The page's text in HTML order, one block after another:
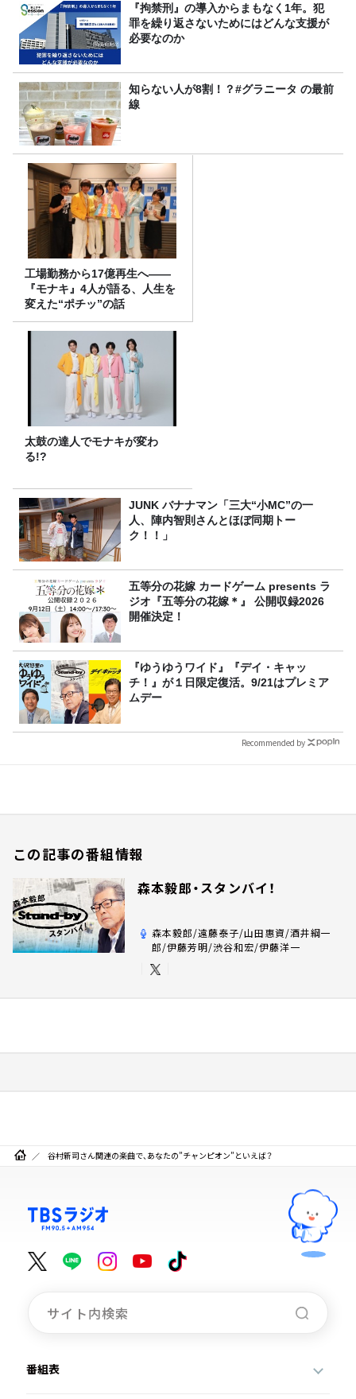
『拘禁刑』の導入からまもなく1年。犯
罪を繰り返さないためにはどんな支援が
必要なのか
知らない人が8割！？#グラニータ の最前
線
工場勤務から17億再生へ——
『モナキ』4人が語る、人生を
変えた“ポチッ”の話
太鼓の達人でモナキが変わ
る!?
JUNK バナナマン「三大“小MC”の一
人、陣内智則さんとほぼ同期トー
ク！！」
五等分の花嫁 カードゲーム presents ラ
ジオ『五等分の花嫁＊』 公開収録2026
開催決定！
『ゆうゆうワイド』『デイ・キャッ
チ！』が１日限定復活。9/21はプレミア
ムデー
Recommended by
この記事の番組情報
森本毅郎・スタンバイ！
森本毅郎/遠藤泰子/山田惠資/酒井綱一
郎/伊藤芳明/渋谷和宏/伊藤洋一
谷村新司さん関連の楽曲で、あなたの”チャンピオン”といえば？
番組表